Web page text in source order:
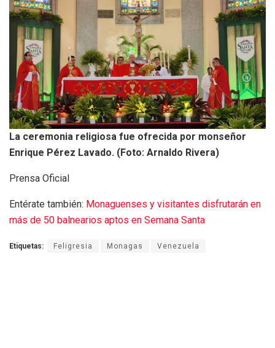
La ceremonia religiosa fue ofrecida por monseñor
Enrique Pérez Lavado. (Foto: Arnaldo Rivera)
Prensa Oficial
Entérate también: Monaguenses y visitantes disfrutarán en
más de 50 balnearios aptos en Semana Santa
Etiquetas: Feligresia Monagas Venezuela